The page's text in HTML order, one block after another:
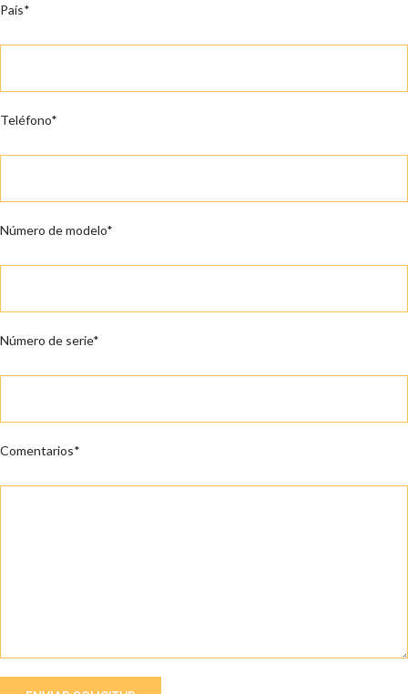
País*
Teléfono*
Número de modelo*
Número de serie*
Comentarios*